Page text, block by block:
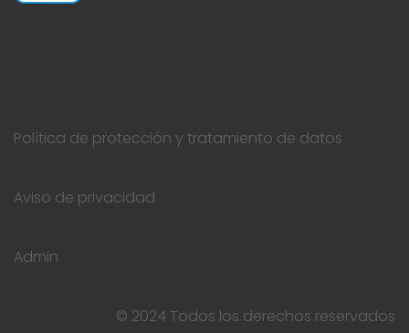
Política de protección y tratamiento de datos
Aviso de privacidad
Admin
© 2024 Todos los derechos reservados